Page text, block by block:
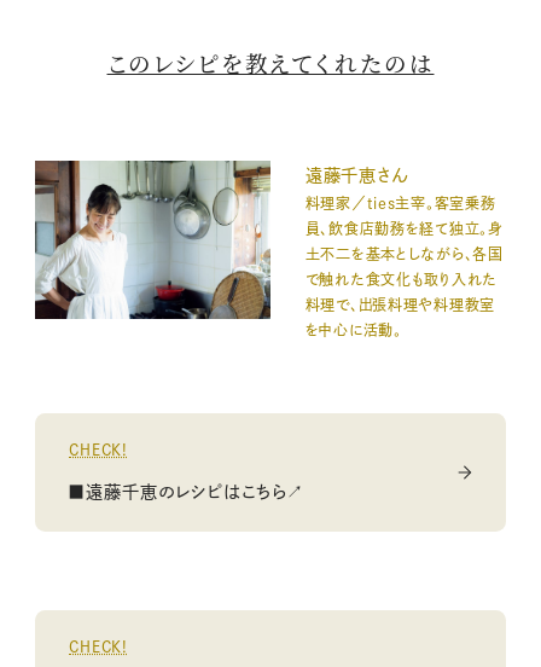
このレシピを教えてくれたのは
遠藤千恵さん
料理家／ties主宰。客室乗務
員、飲食店勤務を経て独立。身
土不二を基本としながら、各国
で触れた食文化も取り入れた
料理で、出張料理や料理教室
を中心に活動。
CHECK!
■遠藤千恵のレシピはこちら↗
CHECK!